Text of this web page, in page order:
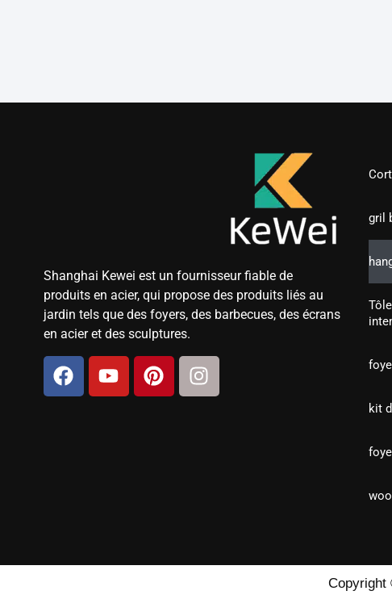
Shanghai Kewei est un fournisseur fiable de
produits en acier, qui propose des produits liés au
jardin tels que des foyers, des barbecues, des écrans
en acier et des sculptures.
gril
kit
Copyright